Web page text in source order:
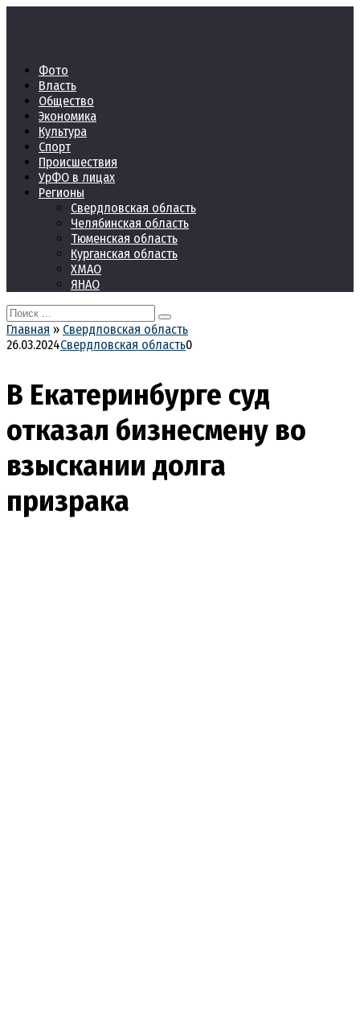
Фото
Власть
Общество
Экономика
Культура
Спорт
Происшествия
УрФО в лицах
Регионы
Свердловская область
Челябинская область
Тюменская область
Курганская область
ХМАО
ЯНАО
Search
for:
Главная » Свердловская область
26.03.2024Свердловская область0
В Екатеринбурге суд
отказал бизнесмену во
взыскании долга
призрака